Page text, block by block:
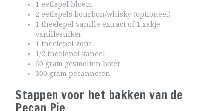
1 eetlepel bloem
2 eetlepels bourbon/whisky (optioneel)
1 theelepel vanille extract of 1 zakje
vanillesuiker
1 theelepel zout
1/2 theelepel kaneel
60 gram gesmolten boter
300 gram pecannoten
Stappen voor het bakken van de
Pecan Pie